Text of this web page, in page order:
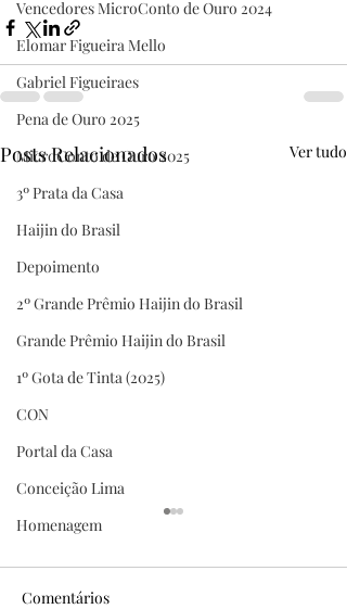
Vencedores MicroConto de Ouro 2024
Elomar Figueira Mello
Gabriel Figueiraes
Pena de Ouro 2025
MicroConto de Ouro 2025
3º Prata da Casa
Haijin do Brasil
Depoimento
2º Grande Prêmio Haijin do Brasil
Grande Prêmio Haijin do Brasil
1º Gota de Tinta (2025)
CON
Portal da Casa
Conceição Lima
Homenagem
Posts Relacionados Ver tudo
Comentários